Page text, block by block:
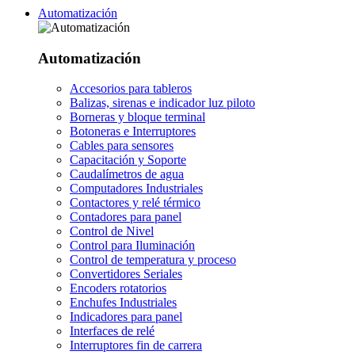
Automatización
Automatización
Accesorios para tableros
Balizas, sirenas e indicador luz piloto
Borneras y bloque terminal
Botoneras e Interruptores
Cables para sensores
Capacitación y Soporte
Caudalímetros de agua
Computadores Industriales
Contactores y relé térmico
Contadores para panel
Control de Nivel
Control para Iluminación
Control de temperatura y proceso
Convertidores Seriales
Encoders rotatorios
Enchufes Industriales
Indicadores para panel
Interfaces de relé
Interruptores fin de carrera